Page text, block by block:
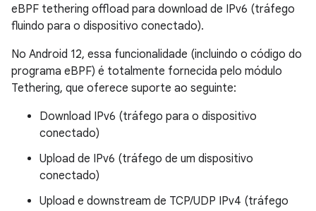
eBPF tethering offload para download de IPv6 (tráfego
fluindo para o dispositivo conectado).
No Android 12, essa funcionalidade (incluindo o código do
programa eBPF) é totalmente fornecida pelo módulo
Tethering, que oferece suporte ao seguinte:
Download IPv6 (tráfego para o dispositivo
conectado)
Upload de IPv6 (tráfego de um dispositivo
conectado)
Upload e downstream de TCP/UDP IPv4 (tráfego